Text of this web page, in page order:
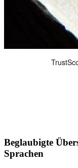
Beglaubigte
Sprachen